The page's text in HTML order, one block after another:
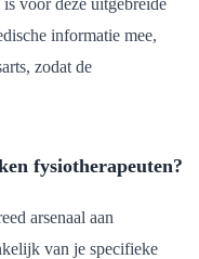
informatie mee,
zodat de
fysiotherapeuten?
arsenaal aan
van je specifieke